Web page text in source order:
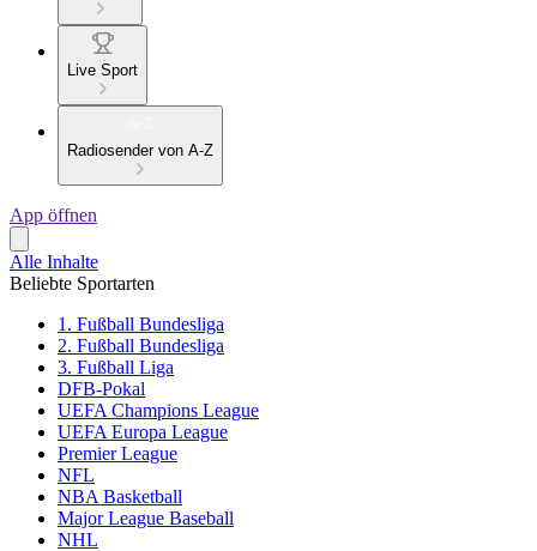
Live Sport
Radiosender von A-Z
App öffnen
Alle Inhalte
Beliebte Sportarten
1. Fußball Bundesliga
2. Fußball Bundesliga
3. Fußball Liga
DFB-Pokal
UEFA Champions League
UEFA Europa League
Premier League
NFL
NBA Basketball
Major League Baseball
NHL